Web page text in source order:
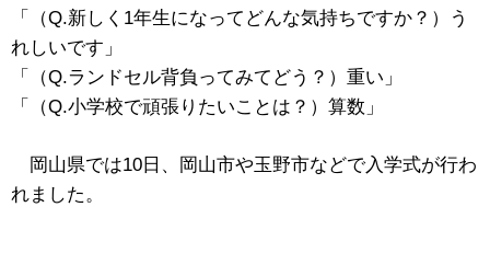
「（Q.新しく1年生になってどんな気持ちですか？）う
れしいです」
「（Q.ランドセル背負ってみてどう？）重い」
「（Q.小学校で頑張りたいことは？）算数」
岡山県では10日、岡山市や玉野市などで入学式が行わ
れました。